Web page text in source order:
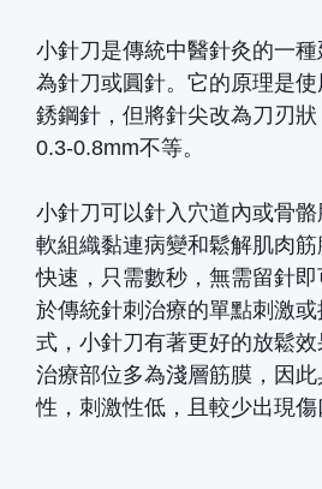
小針刀是傳統中醫針灸的一
為針刀或圓針。它的原理是
銹鋼針，但將針尖改為刀刃
0.3-0.8mm不等。
小針刀可以針入穴道內或骨
軟組織黏連病變和鬆解肌肉
快速，只需數秒，無需留針
於傳統針刺治療的單點刺激
式，小針刀有著更好的放鬆效
治療部位多為淺層筋膜，因
性，刺激性低，且較少出現傷